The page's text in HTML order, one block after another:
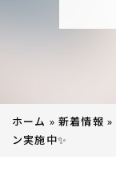
ホーム »新着情報 »
ン実施中✨